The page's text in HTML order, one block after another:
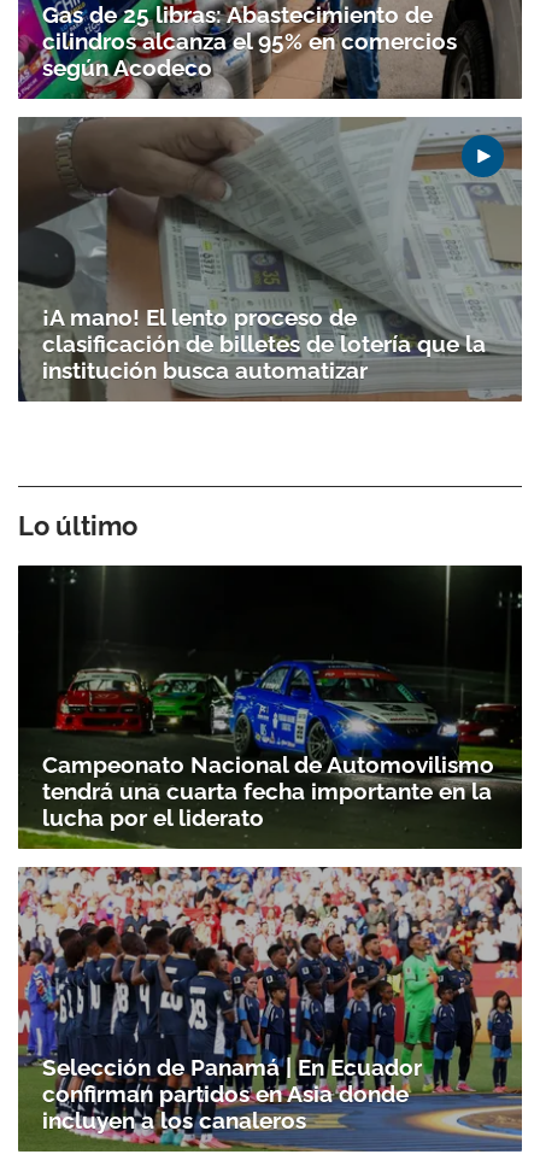
Gas de 25 libras: Abastecimiento de
cilindros alcanza el 95% en comercios
según Acodeco
¡A mano! El lento proceso de
clasificación de billetes de lotería que la
institución busca automatizar
Lo último
Campeonato Nacional de Automovilismo
tendrá una cuarta fecha importante en la
lucha por el liderato
Selección de Panamá | En Ecuador
confirman partidos en Asia donde
incluyen a los canaleros